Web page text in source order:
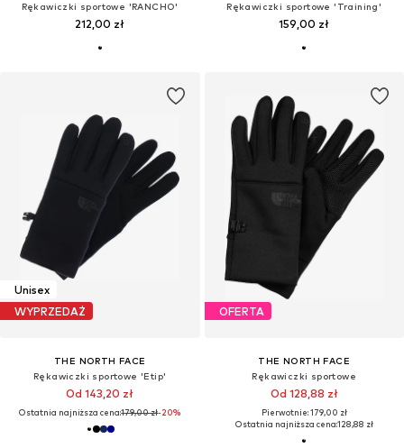
Rękawiczki sportowe 'RANCHO'
212,00 zł
Rękawiczki sportowe 'Training'
159,00 zł
Unisex
WYPRZEDAŻ
THE NORTH FACE
Rękawiczki sportowe 'Etip'
Od 143,20 zł
Ostatnia najniższa cena:179,00 zł-20%
OFERTA
THE NORTH FACE
Rękawiczki sportowe
Od 128,88 zł
Pierwotnie: 179,00 zł
Ostatnia najniższa cena:128,88 zł